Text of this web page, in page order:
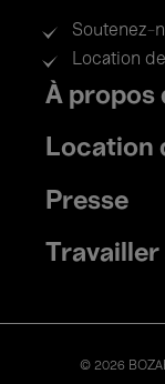
Soutenez-
Location
Footer
menu
À propos
Location
Presse
© 2026